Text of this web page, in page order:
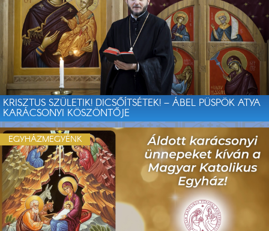
KRISZTUS SZÜLETIK! DICSŐÍTSÉTEK! – ÁBEL PÜSPÖK ATYA
KARÁCSONYI KÖSZÖNTŐJE
EGYHÁZMEGYÉNK